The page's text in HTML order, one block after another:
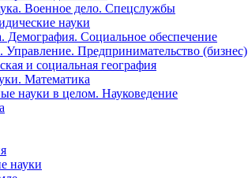
Военное дело. Спецслужбы
науки
Демография. Социальное обеспечение
Управление. Предпринимательство (бизнес)
и социальная география
Математика
науки в целом. Науковедение
науки